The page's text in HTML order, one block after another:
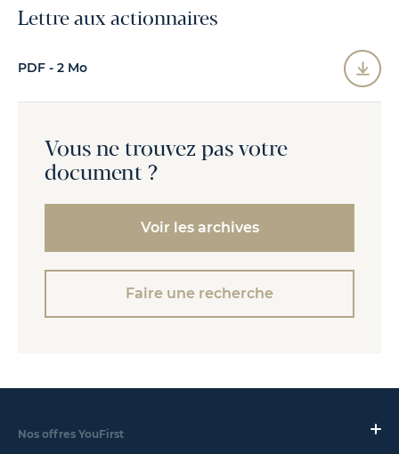
Lettre aux actionnaires
PDF - 2 Mo
Vous ne trouvez pas votre
document ?
Voir les archives
Faire une recherche
Nos offres YouFirst